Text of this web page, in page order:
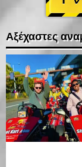
Αξέχαστες